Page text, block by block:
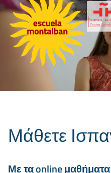
Μάθετε
Με τα online